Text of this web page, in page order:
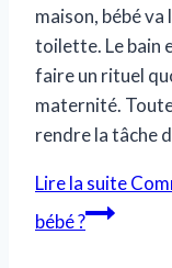
maison, bébé
toilette. Le bain
faire un rituel
maternité.
rendre la tâche
Lire la suite
bébé ?